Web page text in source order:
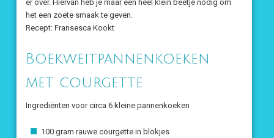
er over. Hiervan heb je maar een heel klein beetje nodig om
het een zoete smaak te geven.
Recept: Fransesca Kookt
Boekweitpannenkoeken
met courgette
Ingrediënten voor circa 6 kleine pannenkoeken
100 gram rauwe courgette in blokjes